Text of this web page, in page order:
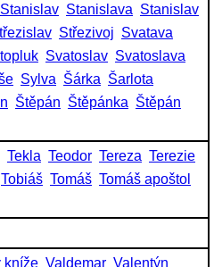
Stanislav Stanislava Stanislav
Střezivoj Svatava
Svatoslav Svatoslava
Sylva Šárka Šarlota
Štěpán Štěpánka Štěpán
Tekla Teodor Tereza Terezie
Tobiáš Tomáš Tomáš apoštol
kníže Valdemar Valentýn